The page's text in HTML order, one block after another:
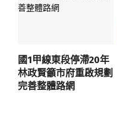
國1甲線東段停滯20年
林政賢籲市府重啟規劃
完善整體路網